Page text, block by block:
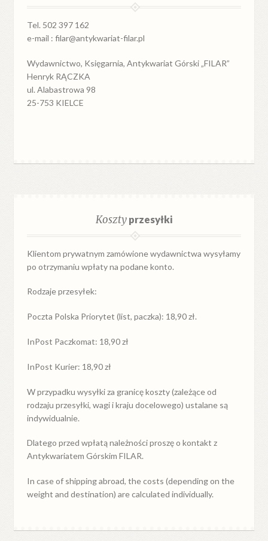
Tel. 502 397 162
e-mail : filar@antykwariat-filar.pl
Wydawnictwo, Księgarnia, Antykwariat Górski „FILAR”
Henryk RĄCZKA
ul. Alabastrowa 98
25-753 KIELCE
Kosztyprzesyłki
Klientom prywatnym zamówione wydawnictwa wysyłamy
po otrzymaniu wpłaty na podane konto.
Rodzaje przesyłek:
Poczta Polska Priorytet (list, paczka): 18,90 zł.
InPost Paczkomat: 18,90 zł
InPost Kurier: 18,90 zł
W przypadkuwysyłkiza granicękoszty (zależące od
rodzaju przesyłki, wagi i kraju docelowego) ustalane są
indywidualnie.
Dlatego przed wpłatą należności proszę o kontakt z
Antykwariatem Górskim FILAR.
In case of shipping abroad, the costs (depending on the
weight and destination) are calculated individually.